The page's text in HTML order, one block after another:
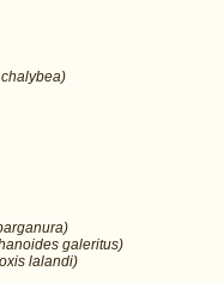
galeritus)
lalandi)